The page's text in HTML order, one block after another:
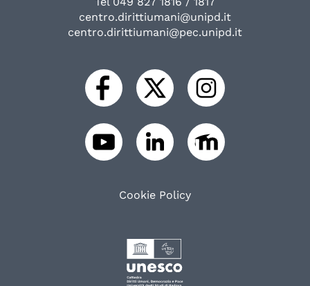
centro.dirittiumani@unipd.it
centro.dirittiumani@pec.unipd.it
Cookie Policy